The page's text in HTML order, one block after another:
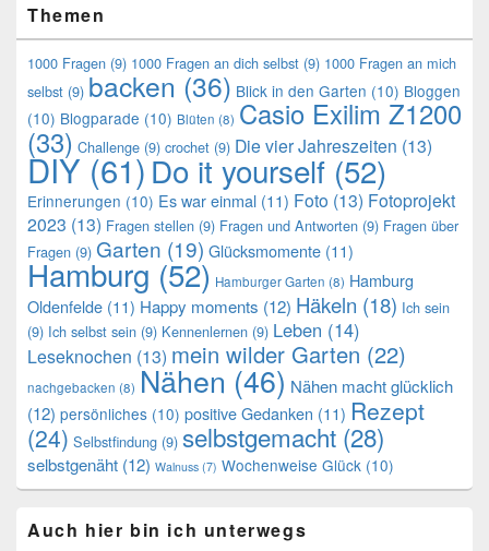
Themen
1000 Fragen (9) 1000 Fragen an dich selbst (9) 1000 Fragen an mich
selbst (9) backen (36) Blick in den Garten (10) Bloggen
(10) Blogparade (10) Blüten (8) Casio Exilim Z1200
(33) Challenge (9) crochet (9) Die vier Jahreszeiten (13)
DIY(61)Do it yourself (52)
Erinnerungen (10) Es war einmal (11) Foto (13) Fotoprojekt
2023 (13) Fragen stellen (9) Fragen und Antworten (9) Fragen über
Fragen (9) Garten (19) Glücksmomente (11)
Hamburg (52) Hamburger Garten (8) Hamburg
Oldenfelde (11) Happy moments (12) Häkeln (18) Ich sein
(9) Ich selbst sein (9) Kennenlernen (9) Leben (14)
Leseknochen (13) mein wilder Garten (22)
nachgebacken (8) Nähen (46) Nähen macht glücklich
(12) persönliches (10) positive Gedanken (11) Rezept
(24) Selbstfindung (9) selbstgemacht (28)
selbstgenäht (12) Walnuss (7) Wochenweise Glück (10)
Auch hier bin ich unterwegs